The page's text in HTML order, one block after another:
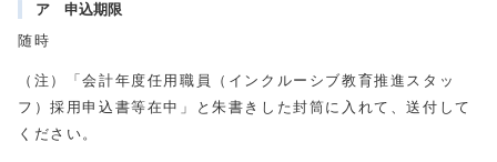
ア 申込期限
随時
（注）「会計年度任用職員（インクルーシブ教育推進スタッ
フ）採用申込書等在中」と朱書きした封筒に入れて、送付して
ください。